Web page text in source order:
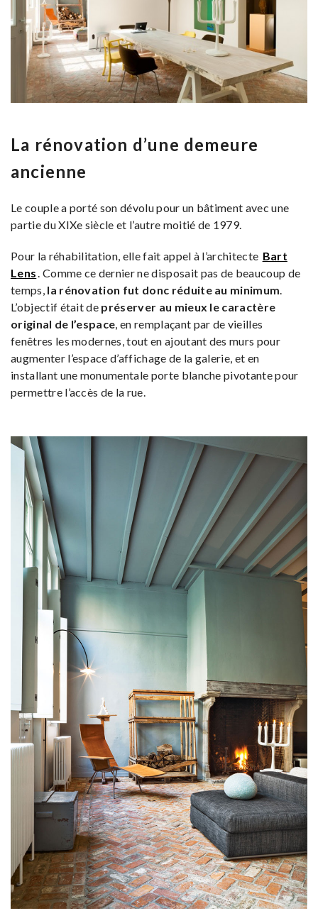
La rénovation d’une demeure
ancienne
Le couple a porté son dévolu pour un bâtiment avec une
partie du XIXe siècle et l’autre moitié de 1979.
Pour la réhabilitation, elle fait appel à l’architecte Bart
Lens. Comme ce dernier ne disposait pas de beaucoup de
temps, la rénovation fut donc réduite au minimum.
L’objectif était de préserver au mieux le caractère
original de l’espace, en remplaçant par de vieilles
fenêtres les modernes, tout en ajoutant des murs pour
augmenter l’espace d’affichage de la galerie, et en
installant une monumentale porte blanche pivotante pour
permettre l’accès de la rue.